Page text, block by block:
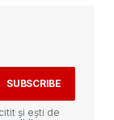
SUBSCRIBE
și ești de